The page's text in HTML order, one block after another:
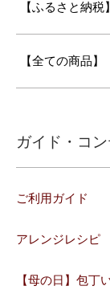
【ふるさと納
【全ての商品】
ガイド・コ
ご利用ガイド
アレンジレシピ
【母の日】包丁